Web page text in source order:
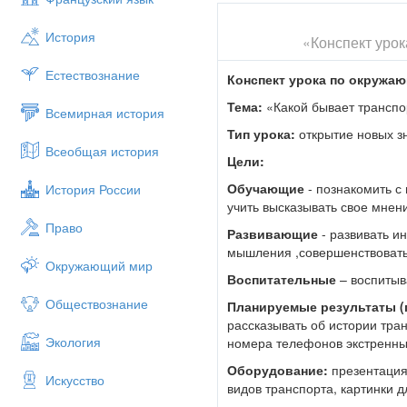
История
Естествознание
Всемирная история
Всеобщая история
История России
Право
Окружающий мир
Обществознание
Экология
Искусство
Аза ними кот задом наперед.
- Что использовали звери для
-Предположите о чем будем
Слайд1(Тема урока: «Какой
-Какие учебные задачи мы
-Как вы думаете,что
перемещения людей, грузов
Сообщение ученика: Слово
«Конспект
Конспект урока по
Тема: «Какой бывает
Тип урока: открытие новых
Цели:
Обучающие - познакомить
учить высказывать свое
Развивающие - развивать
мышления
Воспитательные –
Планируемые результаты
рассказывать об истории
номера телефонов
Оборудование:
видов транспорта, картинки